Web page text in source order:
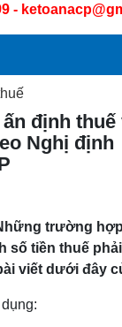
-
định thuế
Nghị định
trường
số tiền thuế
viết dưới đây